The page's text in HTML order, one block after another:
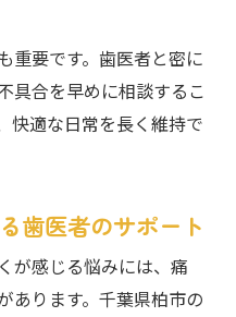
重要です。歯医者と密に
具合を早めに相談するこ
快適な日常を長く維持で
歯医者のサポート
が感じる悩みには、痛
あります。千葉県柏市の